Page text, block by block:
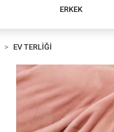
ERKEK
EV TERLİĞİ